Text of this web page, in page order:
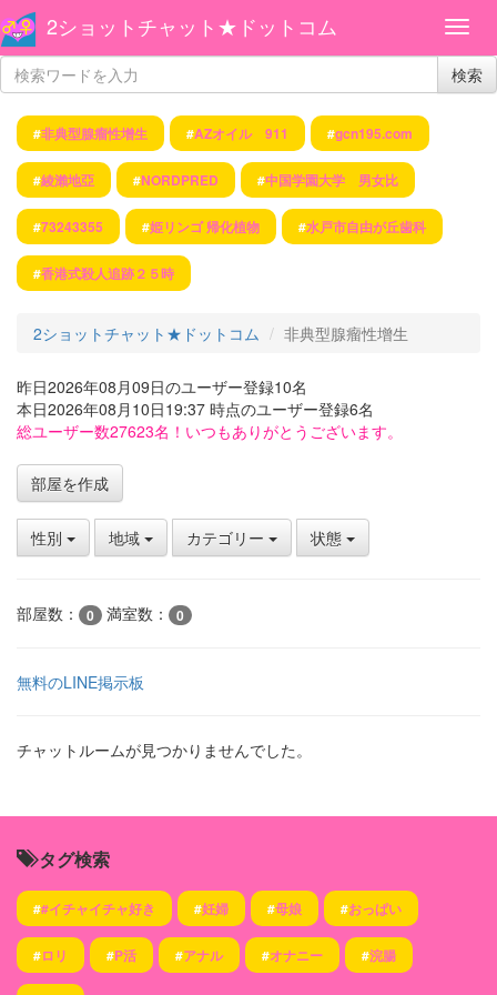
2ショットチャット★ドットコム
検索
#非典型腺瘤性增生 #AZオイル 911 #gcn195.com
#綾瀨地亞 #NORDPRED #中国学園大学 男女比
#73243355 #姫リンゴ 帰化植物 #水戸市自由が丘歯科
#香港式殺人追跡２５時
2ショットチャット★ドットコム 非典型腺瘤性增生
昨日2026年08月09日のユーザー登録10名
本日2026年08月10日19:37 時点のユーザー登録6名
総ユーザー数27623名！いつもありがとうございます。
部屋を作成
性別 地域 カテゴリー 状態
部屋数： 0 満室数： 0
無料のLINE掲示板
チャットルームが見つかりませんでした。
タグ検索
##イチャイチャ好き #妊婦 #母娘 #おっぱい
#ロリ #P活 #アナル #オナニー #浣腸